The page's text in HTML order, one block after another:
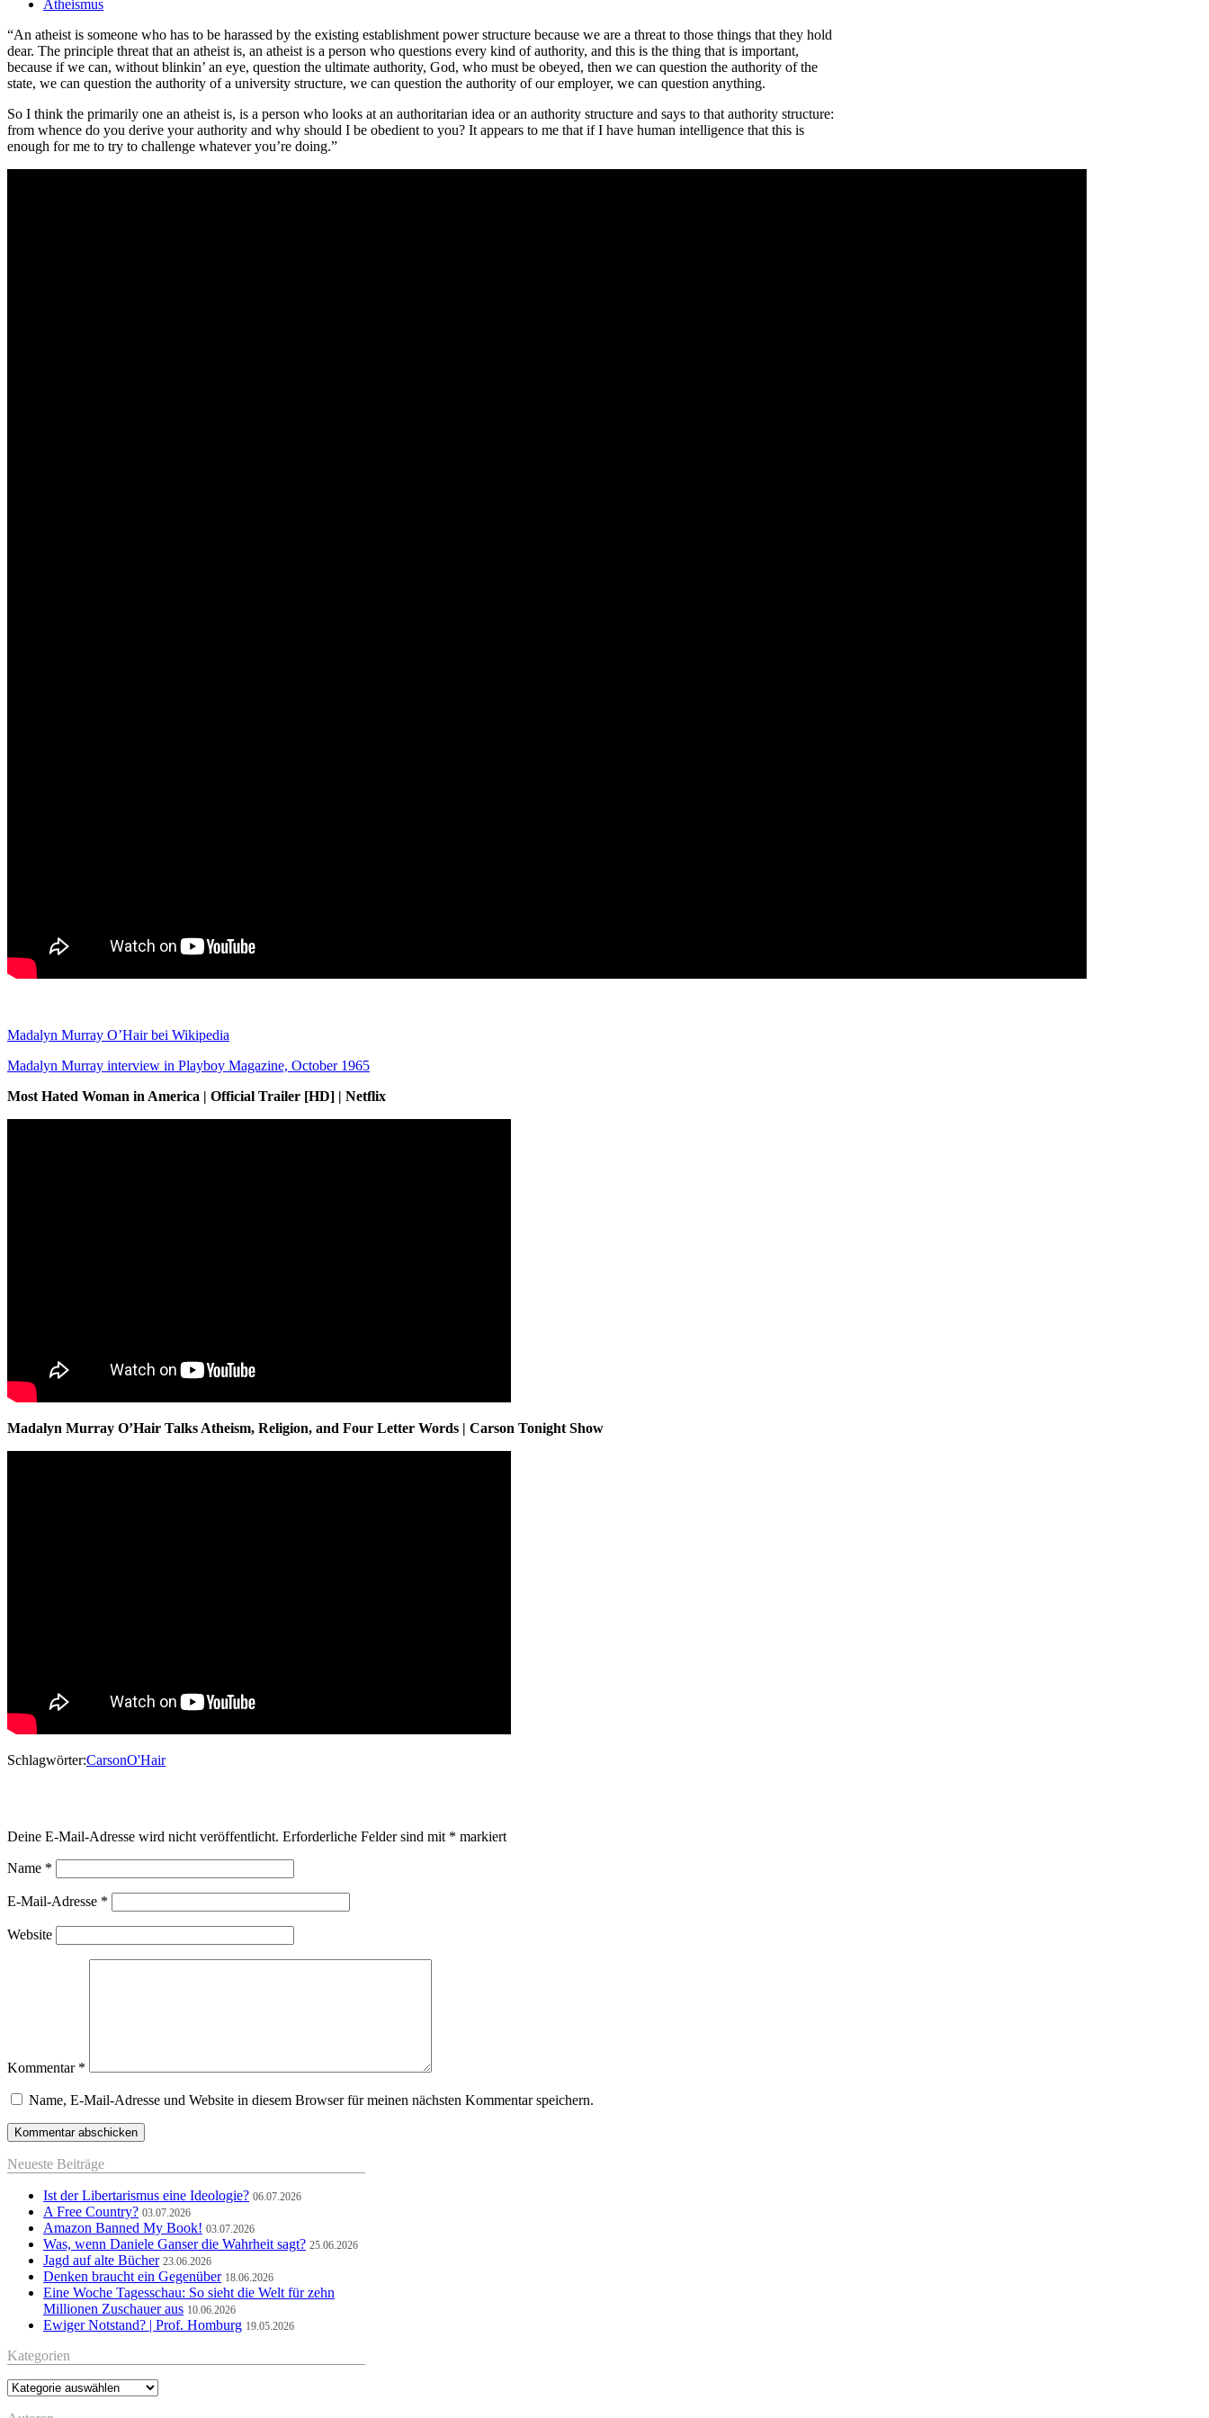
Atheismus
“An atheist is someone who has to be harassed by the existing establishment power structure because we are a threat to those things that they hold
dear. The principle threat that an atheist is, an atheist is a person who questions every kind of authority, and this is the thing that is important,
because if we can, without blinkin’ an eye, question the ultimate authority, God, who must be obeyed, then we can question the authority of the
state, we can question the authority of a university structure, we can question the authority of our employer, we can question anything.
So I think the primarily one an atheist is, is a person who looks at an authoritarian idea or an authority structure and says to that authority structure:
from whence do you derive your authority and why should I be obedient to you? It appears to me that if I have human intelligence that this is
enough for me to try to challenge whatever you’re doing.”
Madalyn Murray O’Hair bei Wikipedia
Madalyn Murray interview in Playboy Magazine, October 1965
Most Hated Woman in America | Official Trailer [HD] | Netflix
Madalyn Murray O’Hair Talks Atheism, Religion, and Four Letter Words | Carson Tonight Show
Schlagwörter:CarsonO'Hair
Deine E-Mail-Adresse wird nicht veröffentlicht. Erforderliche Felder sind mit * markiert
Name *
E-Mail-Adresse *
Website
Kommentar *
Name, E-Mail-Adresse und Website in diesem Browser für meinen nächsten Kommentar speichern.
Neueste Beiträge
Ist der Libertarismus eine Ideologie? 06.07.2026
A Free Country? 03.07.2026
Amazon Banned My Book! 03.07.2026
Was, wenn Daniele Ganser die Wahrheit sagt? 25.06.2026
Jagd auf alte Bücher 23.06.2026
Denken braucht ein Gegenüber 18.06.2026
Eine Woche Tagesschau: So sieht die Welt für zehn
Millionen Zuschauer aus 10.06.2026
Ewiger Notstand? | Prof. Homburg 19.05.2026
Kategorien
Kategorien